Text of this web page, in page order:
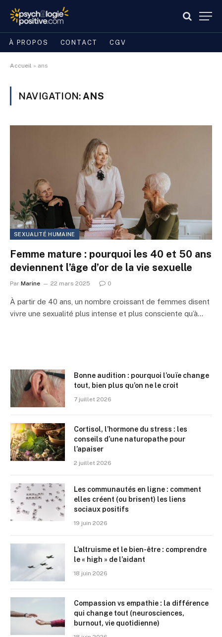
À PROPOS CONTACT CGV
Accueil » ans
NAVIGATION: ANS
SEXUALITÉ HUMAINE
Femme mature : pourquoi les 40 et 50 ans
deviennent l’âge d’or de la vie sexuelle
Par Marine 22 mars 2025 0
À partir de 40 ans, un nombre croissant de femmes disent
vivre une sexualité plus intense et plus consciente qu’à…
Bonne audition : pourquoi l’ouïe change
tout, bien plus qu’on ne le croit
7 juillet 2026
Cortisol, l’hormone du stress : les
conseils d’une naturopathe pour
l’apaiser
2 juillet 2026
Les communautés en ligne : comment
elles créent (ou brisent) les liens
sociaux positifs
19 juin 2026
L’altruisme et le bien-être : comprendre
le « high » de l’aidant
18 juin 2026
Compassion vs empathie : la différence
qui change tout (neurosciences,
burnout, vie quotidienne)